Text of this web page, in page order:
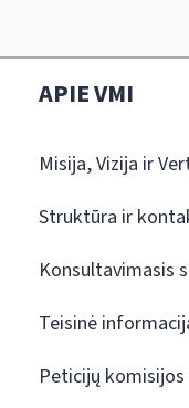
APIE VMI
Misija, Vizija ir
Struktūra ir
Konsultavimasis
Teisinė
Peticijų komisijos